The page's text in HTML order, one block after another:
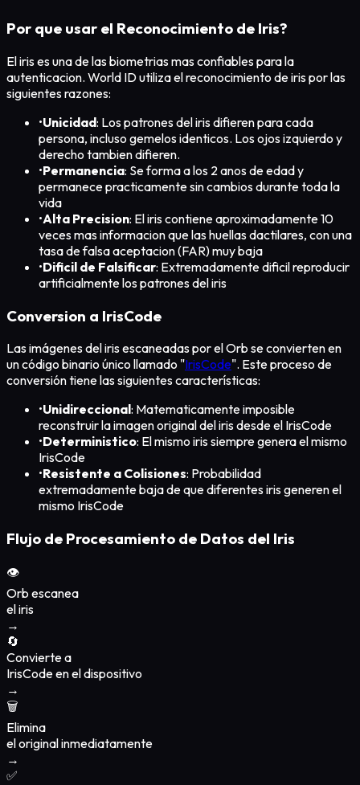
Por que usar el Reconocimiento de Iris?
El iris es una de las biometrias mas confiables para la
autenticacion. World ID utiliza el reconocimiento de iris por las
siguientes razones:
•Unicidad: Los patrones del iris difieren para cada
persona, incluso gemelos identicos. Los ojos izquierdo y
derecho tambien difieren.
•Permanencia: Se forma a los 2 anos de edad y
permanece practicamente sin cambios durante toda la
vida
•Alta Precision: El iris contiene aproximadamente 10
veces mas informacion que las huellas dactilares, con una
tasa de falsa aceptacion (FAR) muy baja
•Dificil de Falsificar: Extremadamente dificil reproducir
artificialmente los patrones del iris
Conversion a IrisCode
Las imágenes del iris escaneadas por el Orb se convierten en
un código binario único llamado "IrisCode". Este proceso de
conversión tiene las siguientes características:
•Unidireccional: Matematicamente imposible
reconstruir la imagen original del iris desde el IrisCode
•Deterministico: El mismo iris siempre genera el mismo
IrisCode
•Resistente a Colisiones: Probabilidad
extremadamente baja de que diferentes iris generen el
mismo IrisCode
Flujo de Procesamiento de Datos del Iris
👁️
Orb escanea
el iris
→
🔄
Convierte a
IrisCode en el dispositivo
→
🗑️
Elimina
el original inmediatamente
→
✅